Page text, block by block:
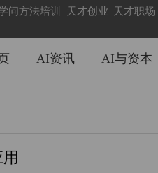
问方法培训 天才创业 天才职场
AI资讯 AI与资本